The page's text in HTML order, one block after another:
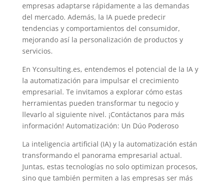
empresas adaptarse rápidamente a las demandas
del mercado. Además, la IA puede predecir
tendencias y comportamientos del consumidor,
mejorando así la personalización de productos y
servicios.
En Yconsulting.es, entendemos el potencial de la IA y
la automatización para impulsar el crecimiento
empresarial. Te invitamos a explorar cómo estas
herramientas pueden transformar tu negocio y
llevarlo al siguiente nivel. ¡Contáctanos para más
información! Automatización: Un Dúo Poderoso
La inteligencia artificial (IA) y la automatización están
transformando el panorama empresarial actual.
Juntas, estas tecnologías no solo optimizan procesos,
sino que también permiten a las empresas ser más